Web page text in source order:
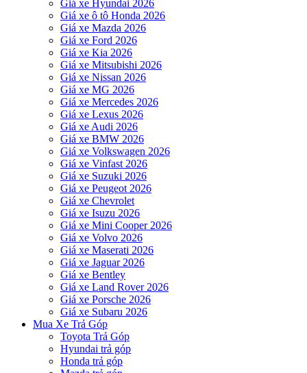
Giá xe Hyundai 2026
Giá xe ô tô Honda 2026
Giá xe Mazda 2026
Giá xe Ford 2026
Giá xe Kia 2026
Giá xe Mitsubishi 2026
Giá xe Nissan 2026
Giá xe MG 2026
Giá xe Mercedes 2026
Giá xe Lexus 2026
Giá xe Audi 2026
Giá xe BMW 2026
Giá xe Volkswagen 2026
Giá xe Vinfast 2026
Giá xe Suzuki 2026
Giá xe Peugeot 2026
Giá xe Chevrolet
Giá xe Isuzu 2026
Giá xe Mini Cooper 2026
Giá xe Volvo 2026
Giá xe Maserati 2026
Giá xe Jaguar 2026
Giá xe Bentley
Giá xe Land Rover 2026
Giá xe Porsche 2026
Giá xe Subaru 2026
Mua Xe Trả Góp
Toyota Trả Góp
Hyundai trả góp
Honda trả góp